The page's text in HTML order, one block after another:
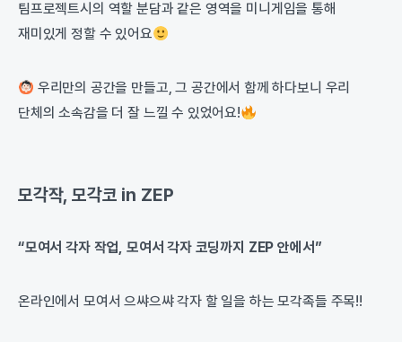
팀프로젝트시의 역할 분담과 같은 영역을 미니게임을 통해
재미있게 정할 수 있어요
우리만의 공간을 만들고, 그 공간에서 함께 하다보니 우리
단체의 소속감을 더 잘 느낄 수 있었어요!
모각작, 모각코 in ZEP
“모여서 각자 작업, 모여서 각자 코딩까지 ZEP 안에서”
온라인에서 모여서 으쌰으쌰 각자 할 일을 하는 모각족들 주목!!